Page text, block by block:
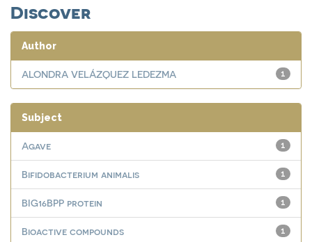
Discover
Author
1
ALONDRA VELÁZQUEZ LEDEZMA
Subject
1
Agave
1
Bifidobacterium animalis
1
BIG16BPP protein
1
Bioactive compounds